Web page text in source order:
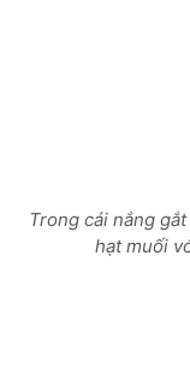
Trong cái nắng
hạt muối